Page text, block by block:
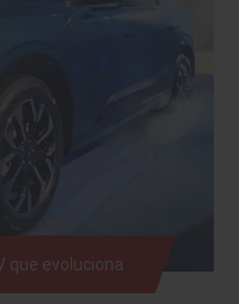
que evoluciona